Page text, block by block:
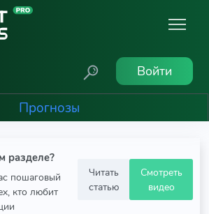
Войти
Прогнозы
разделе?
пошаговый
кто любит
Читать
статью
Смотреть
видео